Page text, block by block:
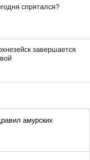
спрятался?
завершается
амурских